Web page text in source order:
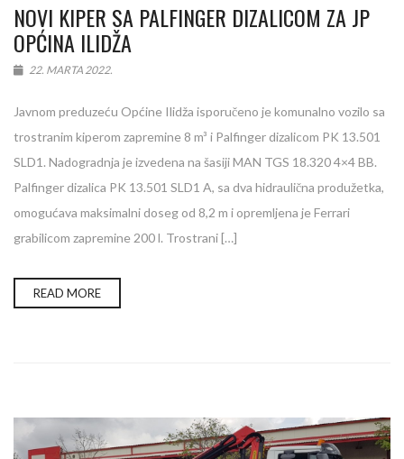
NOVI KIPER SA PALFINGER DIZALICOM ZA JP
OPĆINA ILIDŽA
22. MARTA 2022.
Javnom preduzeću Općine Ilidža isporučeno je komunalno vozilo sa
trostranim kiperom zapremine 8 m³ i Palfinger dizalicom PK 13.501
SLD1. Nadogradnja je izvedena na šasiji MAN TGS 18.320 4×4 BB.
Palfinger dizalica PK 13.501 SLD1 A, sa dva hidraulična produžetka,
omogućava maksimalni doseg od 8,2 m i opremljena je Ferrari
grabilicom zapremine 200 l. Trostrani […]
READ MORE